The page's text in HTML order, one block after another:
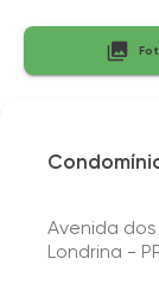
Avenida
Londrina -